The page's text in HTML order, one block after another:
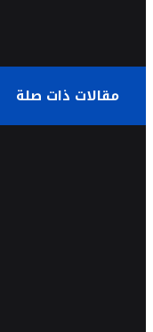
مقالات ذات صلة